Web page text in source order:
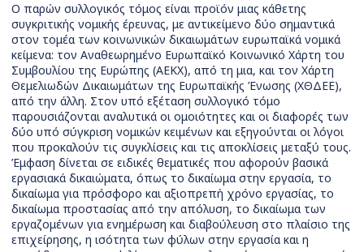
Ο παρών συλλογικός τόμος είναι προϊόν μιας κάθετης
συγκριτικής νομικής έρευνας, με αντικείμενο δύο σημαντικά
στον τομέα των κοινωνικών δικαιωμάτων ευρωπαϊκά νομικά
κείμενα: τον Αναθεωρημένο Ευρωπαϊκό Κοινωνικό Χάρτη του
Συμβουλίου της Ευρώπης (ΑΕΚΧ), από τη μια, και τον Χάρτη
Θεμελιωδών Δικαιωμάτων της Ευρωπαϊκής Ένωσης (ΧΘΔΕΕ),
από την άλλη. Στον υπό εξέταση συλλογικό τόμο
παρουσιάζονται αναλυτικά οι ομοιότητες και οι διαφορές των
δύο υπό σύγκριση νομικών κειμένων και εξηγούνται οι λόγοι
που προκαλούν τις συγκλίσεις και τις αποκλίσεις μεταξύ τους.
Έμφαση δίνεται σε ειδικές θεματικές που αφορούν βασικά
εργασιακά δικαιώματα, όπως το δικαίωμα στην εργασία, το
δικαίωμα για πρόσφορο και αξιοπρεπή χρόνο εργασίας, το
δικαίωμα προστασίας από την απόλυση, το δικαίωμα των
εργαζομένων για ενημέρωση και διαβούλευση στο πλαίσιο της
επιχείρησης, η ισότητα των φύλων στην εργασία και η